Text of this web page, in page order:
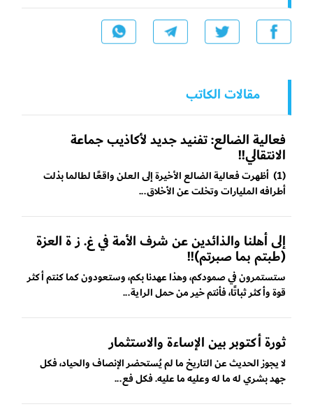
مقالات الكاتب
فعالية الضالع: تفنيد جديد لأكاذيب جماعة
الانتقالي!!
(1) أظهرت فعالية الضالع الأخيرة إلى العلن واقعًا لطالما بذلت
أطرافه المليارات وتخلت عن الأخلاق...
إلى أهلنا والذائدين عن شرف الأمة في غ. ز ة العزة
(طبتم بما صبرتم)!!
ستستمرون في صمودكم، وهذا عهدنا بكم، وستعودون كما كنتم أكثر
قوة وأكثر ثباتًا، فأنتم خير من حمل الراية...
ثورة أكتوبر بين الإساءة والاستثمار
لا يجوز الحديث عن التاريخ ما لم يُستحضر الإنصاف والحياد، فكل
جهد بشري له ما له وعليه ما عليه. فكل فع...